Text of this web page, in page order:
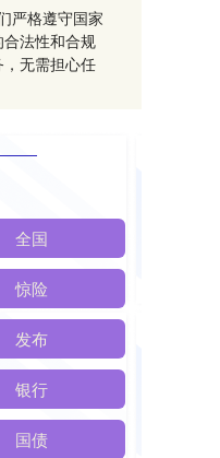
严格遵守国家
法性和合规
无需担心任
全国
惊险
发布
银行
国债